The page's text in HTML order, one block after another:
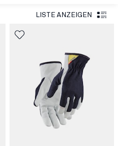
LISTE ANZEIGEN